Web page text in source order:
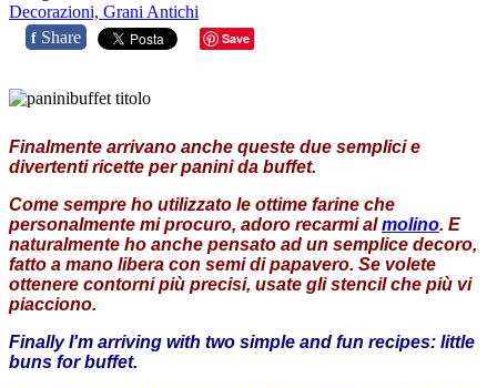
Decorazioni, Grani Antichi
f Share Save
Finalmente arrivano anche queste due semplici e
divertenti ricette per panini da buffet.
Come sempre ho utilizzato le ottime farine che
personalmente mi procuro, adoro recarmi almolino. E
naturalmente ho anche pensato ad un semplice decoro,
fatto a mano libera con semi di papavero. Se volete
ottenere contorni più precisi, usate gli stencil che più vi
piacciono.
Finally I'm arriving with two simple and fun recipes: little
buns for buffet.